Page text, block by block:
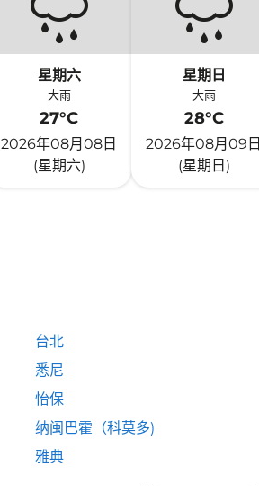
星期六
大雨
27°C
2026年08月08日
(星期六)
星期日
大雨
28°C
2026年08月09日
(星期日)
台北
悉尼
怡保
纳闽巴霍（科莫多)
雅典